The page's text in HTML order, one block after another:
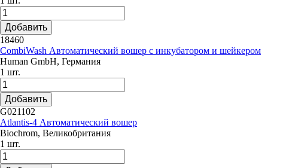
Добавить
18460
CombiWash Автоматический вошер с инкубатором и шейкером
Human GmbH, Германия
1 шт.
Добавить
G021102
Atlantis-4 Автоматический вошер
Biochrom, Великобритания
1 шт.